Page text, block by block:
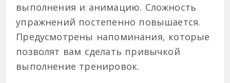
выполнения и анимацию. Сложность
упражнений постепенно повышается.
Предусмотрены напоминания, которые
позволят вам сделать привычкой
выполнение тренировок.